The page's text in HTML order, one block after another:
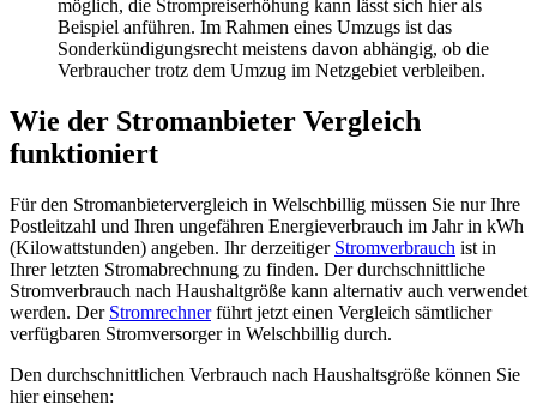
möglich, die Strompreiserhöhung kann lässt sich hier als
Beispiel anführen. Im Rahmen eines Umzugs ist das
Sonderkündigungsrecht meistens davon abhängig, ob die
Verbraucher trotz dem Umzug im Netzgebiet verbleiben.
Wie der Stromanbieter Vergleich
funktioniert
Für den Stromanbietervergleich in Welschbillig müssen Sie nur Ihre
Postleitzahl und Ihren ungefähren Energieverbrauch im Jahr in kWh
(Kilowattstunden) angeben. Ihr derzeitiger Stromverbrauch ist in
Ihrer letzten Stromabrechnung zu finden. Der durchschnittliche
Stromverbrauch nach Haushaltgröße kann alternativ auch verwendet
werden. Der Stromrechnerführt jetzt einen Vergleich sämtlicher
verfügbaren Stromversorger in Welschbillig durch.
Den durchschnittlichen Verbrauch nach Haushaltsgröße können Sie
hier einsehen: